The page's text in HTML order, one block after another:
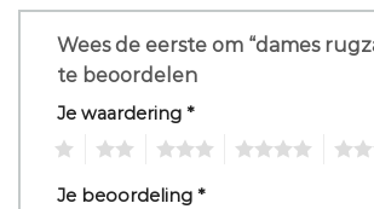
Wees de eerste om “dames
te beoordelen
Je waardering *
Je beoordeling *